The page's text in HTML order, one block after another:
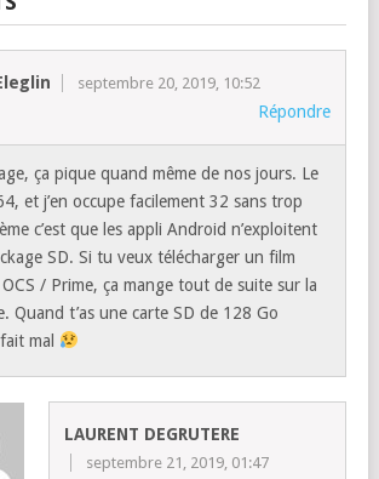
septembre 20, 2019, 10:52
Répondre
ça pique quand même de nos jours. Le
et j’en occupe facilement 32 sans trop
c’est que les appli Android n’exploitent
SD. Si tu veux télécharger un film
/ Prime, ça mange tout de suite sur la
Quand t’as une carte SD de 128 Go
mal
LAURENT DEGRUTERE
septembre 21, 2019, 01:47